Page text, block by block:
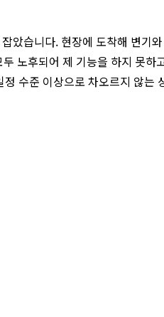
았습니다. 현장에 도착해 변기
노후되어 제 기능을 하지 못하
수준 이상으로 차오르지 않는